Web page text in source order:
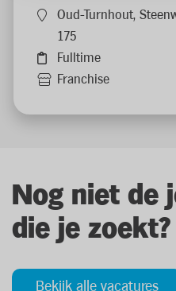
Oud-Turnhout,
175
Fulltime
Franchise
Nog niet de
die je zoekt?
Bekijk alle vacatures